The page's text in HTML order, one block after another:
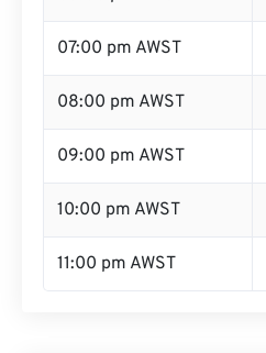
07:00 pm AWST
08:00 pm AWST
09:00 pm AWST
10:00 pm AWST
11:00 pm AWST